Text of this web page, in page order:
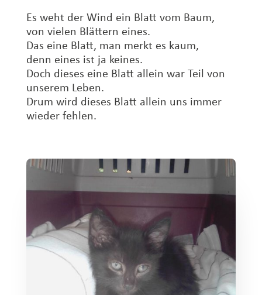
Es weht der Wind ein Blatt vom Baum,
von vielen Blättern eines.
Das eine Blatt, man merkt es kaum,
denn eines ist ja keines.
Doch dieses eine Blatt allein war Teil von
unserem Leben.
Drum wird dieses Blatt allein uns immer
wieder fehlen.